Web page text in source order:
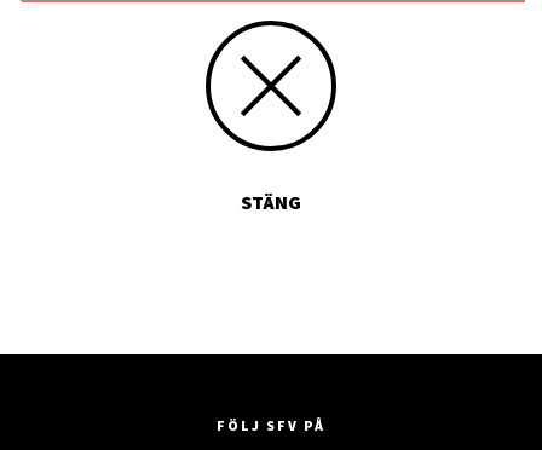
STÄNG
FÖLJ SFV PÅ